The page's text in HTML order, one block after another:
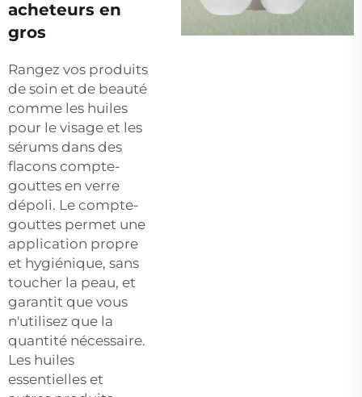
acheteurs en
gros
Rangez vos produits
de soin et de beauté
comme les huiles
pour le visage et les
sérums dans des
flacons compte-
gouttes en verre
dépoli. Le compte-
gouttes permet une
application propre
et hygiénique, sans
toucher la peau, et
garantit que vous
n'utilisez que la
quantité nécessaire.
Les huiles
essentielles et